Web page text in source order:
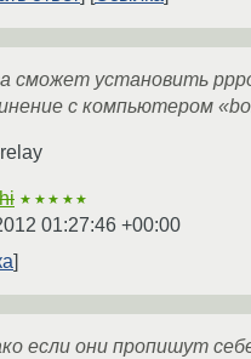
сможет установить
с компьютером
★★★★★
01:27:46 +00:00
если они пропишут